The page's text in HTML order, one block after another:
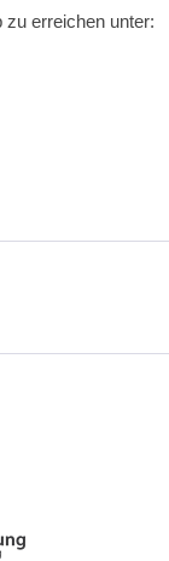
erreichen unter: